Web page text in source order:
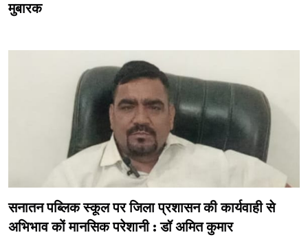
मुबारक
सनातन पब्लिक स्कूल पर जिला प्रशासन की कार्यवाही से
अभिभाव कों मानसिक परेशानी : डॉ अमित कुमार